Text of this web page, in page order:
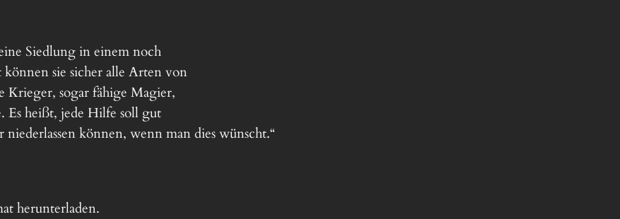
Siedlung in einem noch
sie sicher alle Arten von
sogar fähige Magier,
Es heißt, jede Hilfe soll gut
können, wenn man dies wünscht.“
herunterladen.